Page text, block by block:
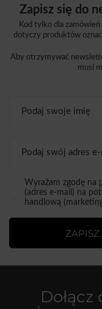
Zapisz się do
Kod tylko dla
dotyczy produktów
Aby otrzymywać
musi
Podaj swoje imię
Podaj swój adres e-
Wyrażam zgodę na
(adres e-mail) na
handlową
ZAPISZ
Dołącz